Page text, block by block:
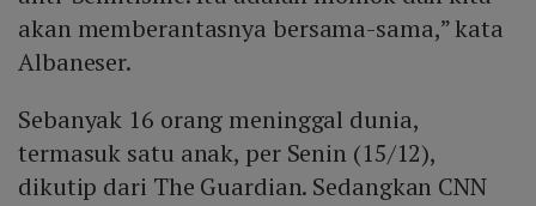
akan memberantasnya bersama-sama,” kata
Albaneser.
Sebanyak 16 orang meninggal dunia,
termasuk satu anak, per Senin (15/12),
dikutip dari The Guardian. Sedangkan CNN